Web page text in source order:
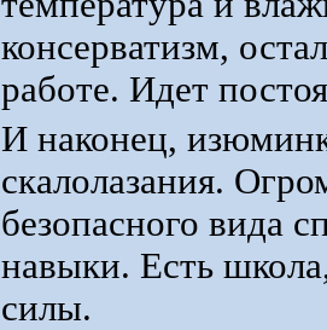
консерватизм,
работе. Идет
И наконец,
скалолазания.
безопасного вида
навыки. Есть
силы.